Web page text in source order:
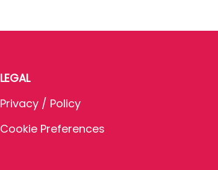
LEGAL
Privacy / Policy
Cookie Preferences